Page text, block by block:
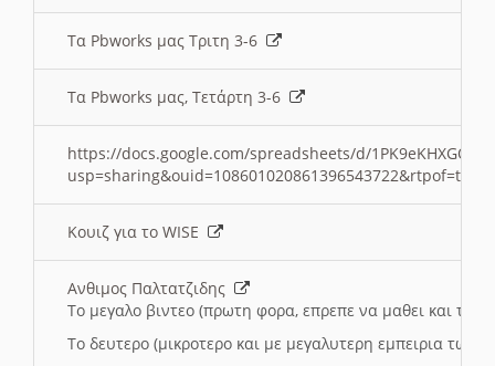
Τα Pbworks μας Τριτη 3-6
Τα Pbworks μας, Τετάρτη 3-6
https://docs.google.com/spreadsheets/d/
Κουιζ για το WISE
Ανθιμος Παλτατζιδης
Το μεγαλο βιντεο (πρωτη φορα, επρεπε να μαθει και το
Το δευτερο (μικροτερο και με μεγαλυτερη εμπειρια